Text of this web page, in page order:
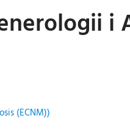
i
(ECNM))